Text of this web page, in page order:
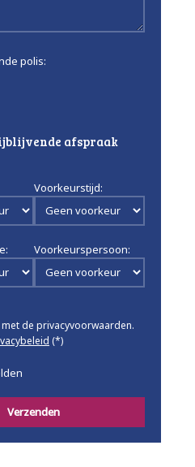
polis:
afspraak
Voorkeurstijd:
Voorkeurspersoon:
de privacyvoorwaarden.
(*)